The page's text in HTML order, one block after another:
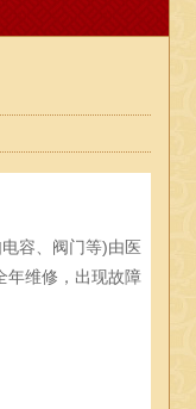
容、阀门等)由医
年维修，出现故障